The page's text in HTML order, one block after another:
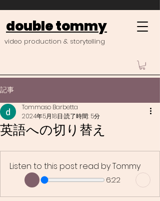
double tommy
video production & storytelling
記事
英語への切り替え
Tommaso Barbetta
2024年5月18日 読了時間: 5分
Listen to this post read by Tommy
6:22